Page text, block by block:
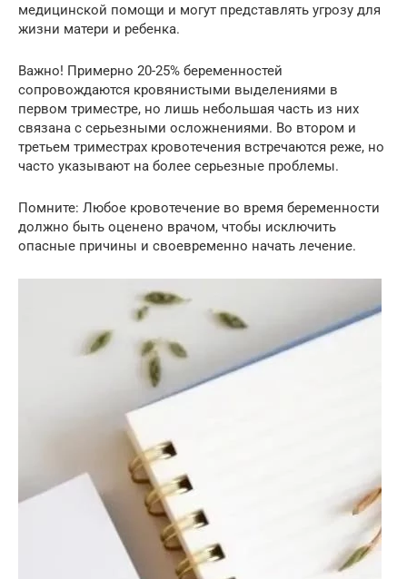
медицинской помощи и могут представлять угрозу для
жизни матери и ребенка.
Важно! Примерно 20-25% беременностей
сопровождаются кровянистыми выделениями в
первом триместре, но лишь небольшая часть из них
связана с серьезными осложнениями. Во втором и
третьем триместрах кровотечения встречаются реже, но
часто указывают на более серьезные проблемы.
Помните: Любое кровотечение во время беременности
должно быть оценено врачом, чтобы исключить
опасные причины и своевременно начать лечение.